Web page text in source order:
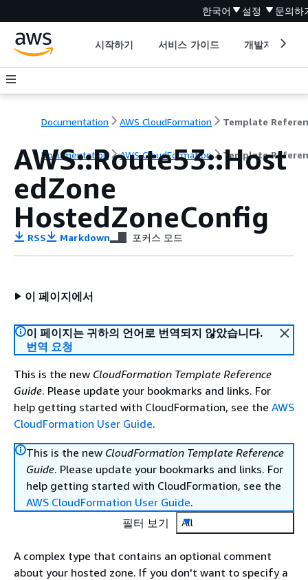
한국어 설정 문의하
시작하기 서비스 가이드 개발자 도구
Documentation AWS CloudFormation Template
Documentation AWS CloudFormation Template
AWS::Route53::Host
edZone
HostedZoneConfig
RSS Markdown 포커스 모드
이 페이지에서
이 페이지는 귀하의 언어로 번역되지 않았습니다.
번역 요청
This is the new CloudFormation Template Reference
Guide. Please update your bookmarks and links. For
help getting started with CloudFormation, see the AWS
CloudFormation User Guide.
This is the new CloudFormation Template Reference
Guide. Please update your bookmarks and links. For
help getting started with CloudFormation, see the
AWS CloudFormation User Guide.
필터 보기
All
A complex type that contains an optional comment
about your hosted zone. If you don't want to specify a